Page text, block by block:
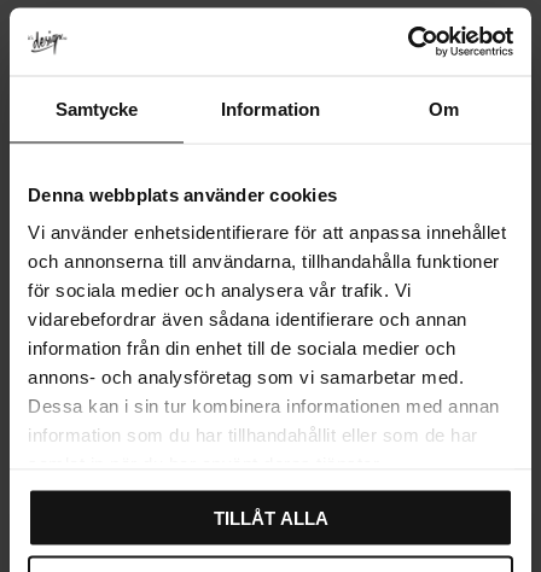
Samtycke Information Om
Denna webbplats använder cookies
Vi använder enhetsidentifierare för att anpassa innehållet
och annonserna till användarna, tillhandahålla funktioner
för sociala medier och analysera vår trafik. Vi
vidarebefordrar även sådana identifierare och annan
information från din enhet till de sociala medier och
annons- och analysföretag som vi samarbetar med.
Dessa kan i sin tur kombinera informationen med annan
information som du har tillhandahållit eller som de har
TILLÅT ALLA
Knop Funkis Forkromet
Rektangulær
115
Gem som favorit
Knop Funkis Forkromet
Rund
133
Gem som